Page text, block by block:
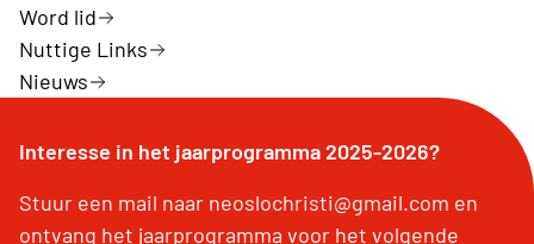
Word lid
Nuttige Links
Nieuws
Interesse in het jaarprogramma 2025-2026?
Stuur een mail naar neoslochristi@gmail.com en
ontvang het jaarprogramma voor het volgende